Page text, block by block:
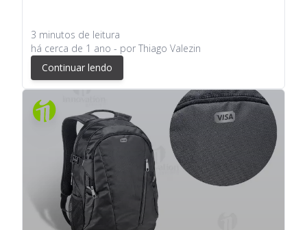
3 minutos de leitura
há cerca de 1 ano - por Thiago Valezin
Continuar lendo